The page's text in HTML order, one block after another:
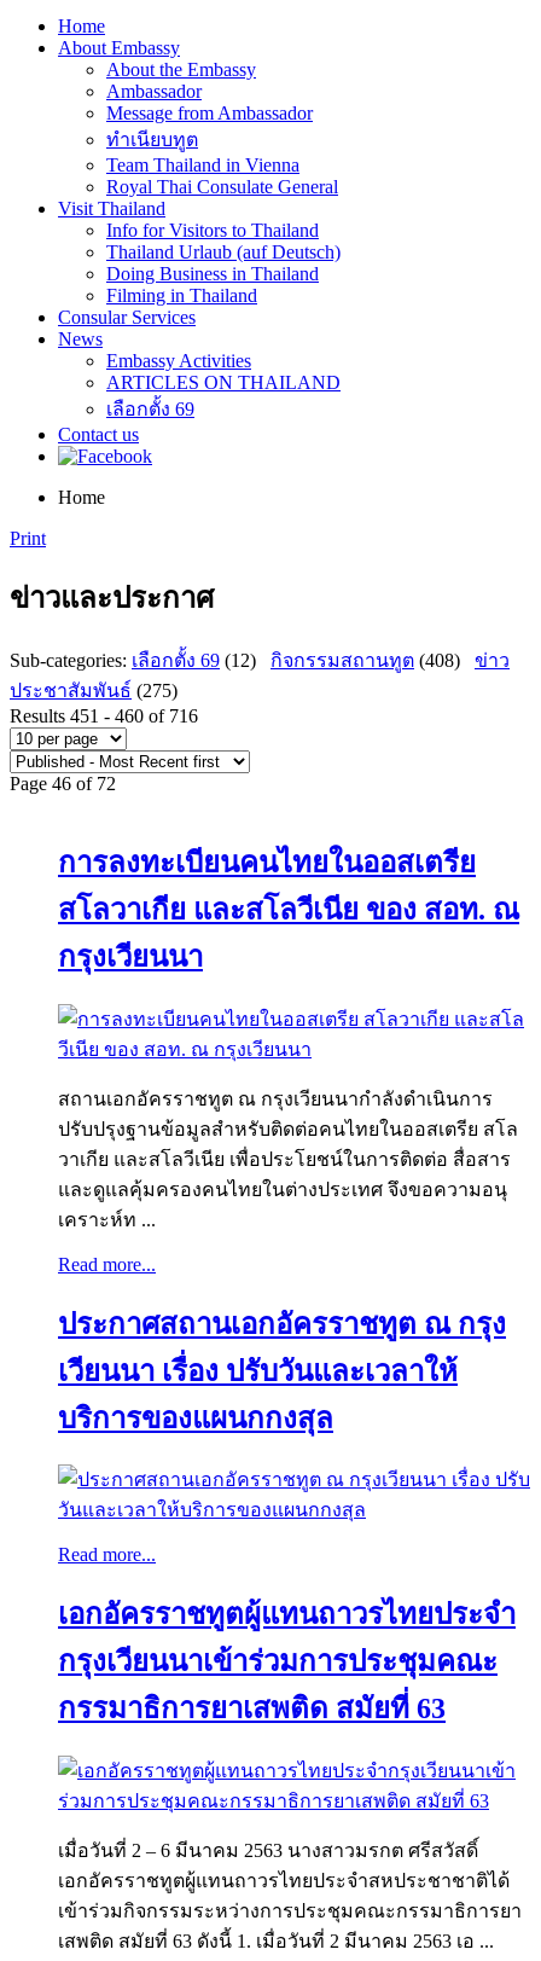
Home
About Embassy
About the Embassy
Ambassador
Message from Ambassador
ทำเนียบทูต
Team Thailand in Vienna
Royal Thai Consulate General
Visit Thailand
Info for Visitors to Thailand
Thailand Urlaub (auf Deutsch)
Doing Business in Thailand
Filming in Thailand
Consular Services
News
Embassy Activities
ARTICLES ON THAILAND
เลือกตั้ง 69
Contact us
Home
Print
ข่าวและประกาศ
Sub-categories: เลือกตั้ง 69 (12) กิจกรรมสถานทูต (408)
ข่าว
ประชาสัมพันธ์ (275)
Results 451 - 460 of 716
Page 46 of 72
การลงทะเบียนคนไทยในออสเตรีย
สโลวาเกีย และสโลวีเนีย ของ สอท. ณ
กรุงเวียนนา
สถานเอกอัครราชทูต ณ กรุงเวียนนากำลังดำเนินการ
ปรับปรุงฐานข้อมูลสำหรับติดต่อคนไทยในออสเตรีย สโล
วาเกีย และสโลวีเนีย เพื่อประโยชน์ในการติดต่อ สื่อสาร
และดูแลคุ้มครองคนไทยในต่างประเทศ จึงขอความอนุ
เคราะห์ท ...
Read more...
ประกาศสถานเอกอัครราชทูต ณ กรุง
เวียนนา เรื่อง ปรับวันและเวลาให้
บริการของแผนกกงสุล
Read more...
เอกอัครราชทูตผู้แทนถาวรไทยประจำ
กรุงเวียนนาเข้าร่วมการประชุมคณะ
กรรมาธิการยาเสพติด สมัยที่ 63
เมื่อวันที่ 2 – 6 มีนาคม 2563 นางสาวมรกต ศรีสวัสดิ์
เอกอัครราชทูตผู้แทนถาวรไทยประจำสหประชาชาติได้
เข้าร่วมกิจกรรมระหว่างการประชุมคณะกรรมาธิการยา
เสพติด สมัยที่ 63 ดังนี้ 1. เมื่อวันที่ 2 มีนาคม 2563 เอ ...